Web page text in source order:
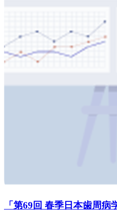
「第69回 春季日本歯周